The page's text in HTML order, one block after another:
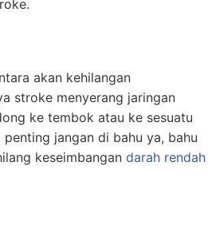
akan kehilangan
stroke menyerang jaringan
ke tembok atau ke sesuatu
jangan di bahu ya, bahu
keseimbangan darah rendah